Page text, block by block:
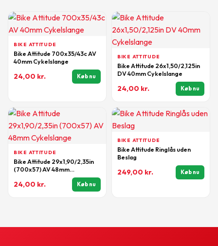
BIKE ATTITUDE
Bike Attitude 700x35/43c AV
40mm Cykelslange
24,00 kr. Køb nu
BIKE ATTITUDE
Bike Attitude 26x1,50/2,125in
DV 40mm Cykelslange
24,00 kr. Køb nu
BIKE ATTITUDE
Bike Attitude 29x1,90/2,35in
(700x57) AV 48mm
24,00 kr. Køb nu
BIKE ATTITUDE
Bike Attitude Ringlås uden
Beslag
249,00 kr. Køb nu